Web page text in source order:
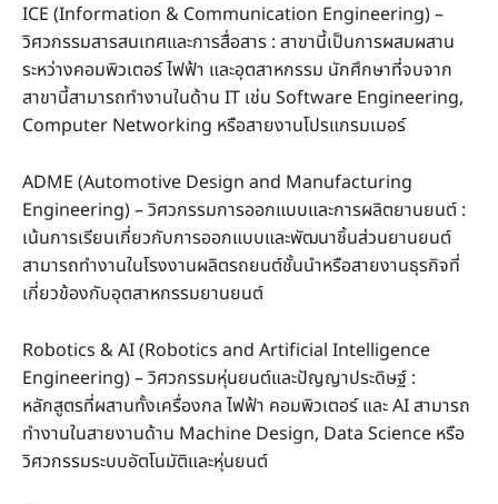
ICE (Information & Communication Engineering) –
วิศวกรรมสารสนเทศและการสื่อสาร : สาขานี้เป็นการผสมผสาน
ระหว่างคอมพิวเตอร์ ไฟฟ้า และอุตสาหกรรม นักศึกษาที่จบจาก
สาขานี้สามารถทำงานในด้าน IT เช่น Software Engineering,
Computer Networking หรือสายงานโปรแกรมเมอร์
ADME (Automotive Design and Manufacturing
Engineering) – วิศวกรรมการออกแบบและการผลิตยานยนต์ :
เน้นการเรียนเกี่ยวกับการออกแบบและพัฒนาชิ้นส่วนยานยนต์
สามารถทำงานในโรงงานผลิตรถยนต์ชั้นนำหรือสายงานธุรกิจที่
เกี่ยวข้องกับอุตสาหกรรมยานยนต์
Robotics & AI (Robotics and Artificial Intelligence
Engineering) – วิศวกรรมหุ่นยนต์และปัญญาประดิษฐ์ :
หลักสูตรที่ผสานทั้งเครื่องกล ไฟฟ้า คอมพิวเตอร์ และ AI สามารถ
ทำงานในสายงานด้าน Machine Design, Data Science หรือ
วิศวกรรมระบบอัตโนมัติและหุ่นยนต์